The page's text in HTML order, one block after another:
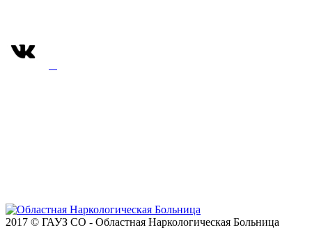
2017 © ГАУЗ СО - Областная Наркологическая Больница